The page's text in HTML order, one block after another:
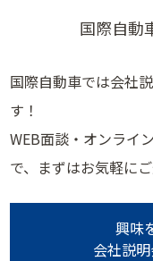
国際自動
国際自動車では会社
す！
WEB面談・オンライ
で、まずはお気軽に
興味
会社説